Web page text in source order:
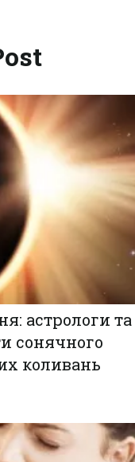
астрологи та
сонячного
коливань